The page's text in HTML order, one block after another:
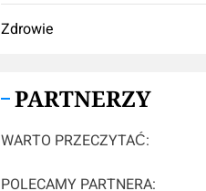
Zdrowie
PARTNERZY
WARTO PRZECZYTAĆ:
POLECAMY PARTNERA: